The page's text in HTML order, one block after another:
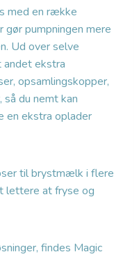
med en række
pumpningen mere
Ud over selve
andet ekstra
opsamlingskopper,
du nemt kan
en ekstra oplader
til brystmælk i flere
lettere at fryse og
findes Magic